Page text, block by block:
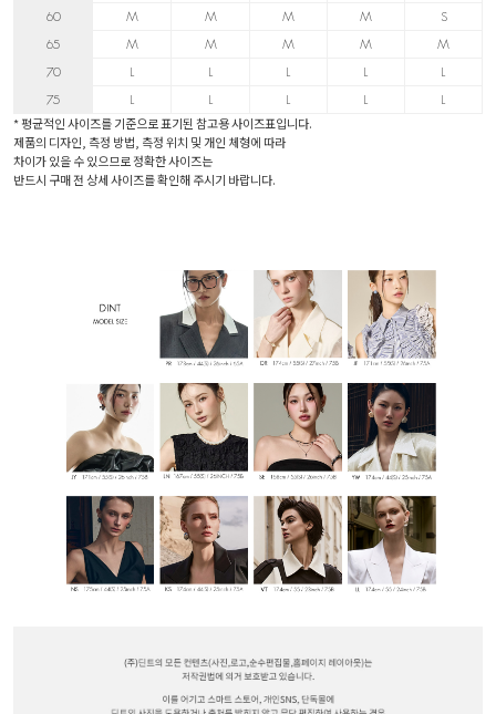
60
M M M M
S
65
M M M M
M
70
L L L L
L
75
L L L L L
* 평균적인 사이즈를 기준으로 표기된 참고용 사이즈표입니다.
제품의 디자인, 측정 방법, 측정 위치 및 개인 체형에 따라
차이가 있을 수 있으므로 정확한 사이즈는
반드시 구매 전 상세 사이즈를 확인해 주시기 바랍니다.